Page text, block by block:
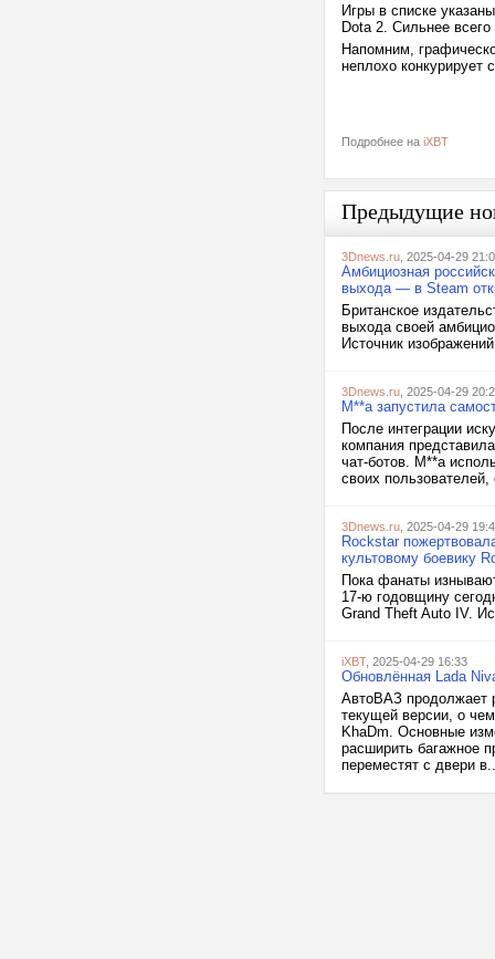
Игры в списке
Dota 2. Сильнее
Напомним,
неплохо
Подробнее на iXBT
Предыдущие
3Dnews.ru , 2025-04-29
Амбициозная
выхода — в Steam
Британское
выхода своей
Источник
3Dnews.ru , 2025-04-29
M**a запустила
После интеграции
компания
чат-ботов. M**a
своих
3Dnews.ru , 2025-04-29
Rockstar
культовому боевику
Пока фанаты
17-ю годовщину
Grand Theft Auto IV.
iXBT, 2025-04-29 16:33
Обновлённая Lada
АвтоВАЗ продолжает
текущей версии, о
KhaDm. Основные
расширить багажное
переместят с двери